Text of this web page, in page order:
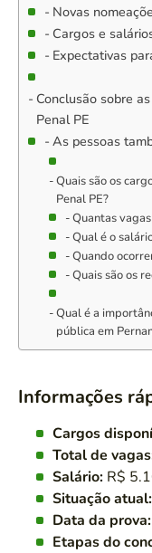
Novas
Cargos e
Expectativas
Conclusão sobre
Penal PE
As pessoas
Quais são os
Penal PE?
Quantas
Qual é o
Quando
Quais são os
Qual é a
pública em
Informações
Cargos
Total de
Salário: R$
Situação atual:
Data da prova:
Etapas do